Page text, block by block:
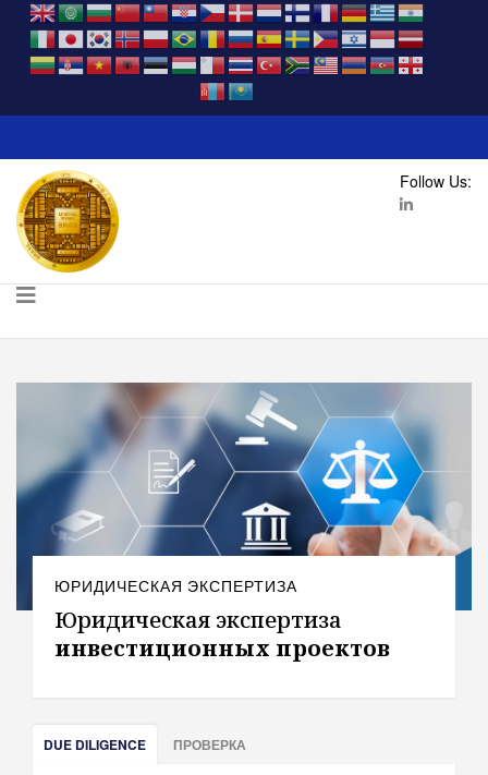
Follow Us:
ЮРИДИЧЕСКАЯ ЭКСПЕРТИЗА
Юридическая экспертиза
инвестиционных проектов
DUE DILIGENCE ПРОВЕРКА